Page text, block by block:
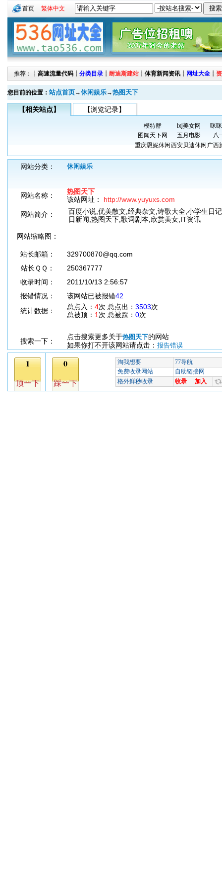
首页 繁体中文
推荐：┊ 高速流量代码 ┊ 分类目录 ┊ 耐迪斯建站 ┊ 体育新闻资讯 ┊ 网址大全 ┊
您目前的位置： 站点首页→休闲娱乐→热图天下
【相关站点】 【浏览记录】
模特群 lxj美女网
咪
图闻天下网
五月电影
八
重庆恩妮休闲西安贝迪休闲 广西
网站分类： 休闲娱乐
网站名称：
热图天下
该站网址： http://www.yuyuxs.com
网站简介：
百度小说,优美散文,经典杂文,诗歌大全,小学生日
日新闻,热图天下,歌词剧本,欣赏美女,IT资讯
网站缩略图：
站长邮箱：
329700870@qq.com
站长ＱＱ：
250367777
收录时间：
2011/10/13 2:56:57
报错情况：
该网站已被报错42
统计数据：
总点入： 4次 总点出： 3503次
总被顶： 1 次 总被踩： 0次
搜索一下：
点击搜索更多关于热图天下的网站
如果你打不开该网站请点击： 报告错误